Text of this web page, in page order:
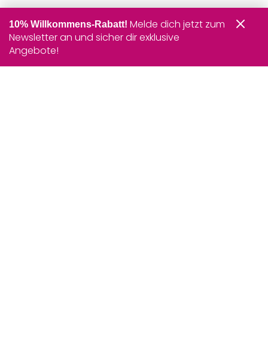
10% Willkommens-Rabatt! Melde dich jetzt zum
Newsletter an und sicher dir exklusive
Angebote!